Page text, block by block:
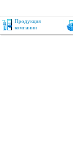
Продукция
компании